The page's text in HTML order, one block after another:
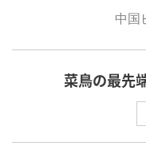
中国
菜鳥の最先